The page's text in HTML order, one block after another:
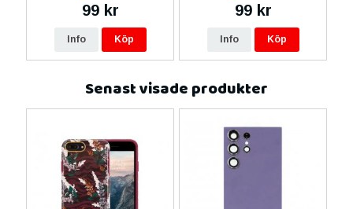
99 kr
Info Köp
99 kr
Info Köp
Senast visade produkter